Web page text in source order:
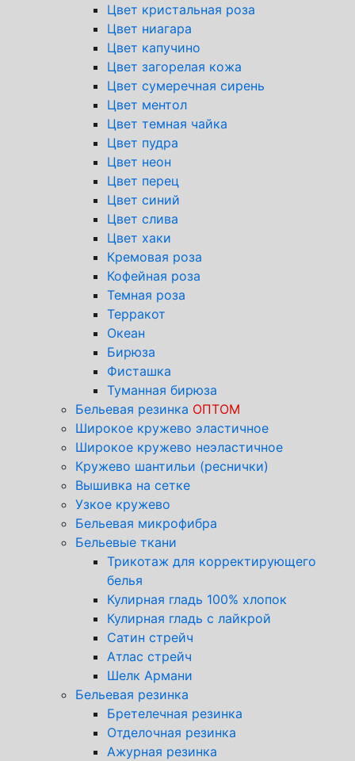
Цвет кристальная роза
Цвет ниагара
Цвет капучино
Цвет загорелая кожа
Цвет сумеречная сирень
Цвет ментол
Цвет темная чайка
Цвет пудра
Цвет неон
Цвет перец
Цвет синий
Цвет слива
Цвет хаки
Кремовая роза
Кофейная роза
Темная роза
Терракот
Океан
Бирюза
Фисташка
Туманная бирюза
Бельевая резинка ОПТОМ
Широкое кружево эластичное
Широкое кружево неэластичное
Кружево шантильи (реснички)
Вышивка на сетке
Узкое кружево
Бельевая микрофибра
Бельевые ткани
Трикотаж для корректирующего
белья
Кулирная гладь 100% хлопок
Кулирная гладь с лайкрой
Сатин стрейч
Атлас стрейч
Шелк Армани
Бельевая резинка
Бретелечная резинка
Отделочная резинка
Ажурная резинка